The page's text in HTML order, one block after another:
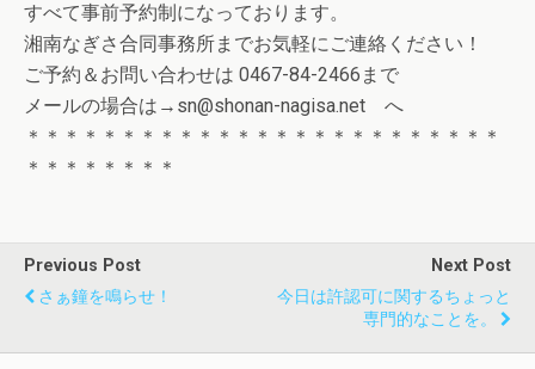
すべて事前予約制になっております。
湘南なぎさ合同事務所までお気軽にご連絡ください！
ご予約＆お問い合わせは 0467-84-2466まで
メールの場合は→sn@shonan-nagisa.net へ
＊＊＊＊＊＊＊＊＊＊＊＊＊＊＊＊＊＊＊＊＊＊＊＊＊
＊＊＊＊＊＊＊＊
Previous Post
さぁ鐘を鳴らせ！
Next Post
今日は許認可に関するちょっと
専門的なことを。